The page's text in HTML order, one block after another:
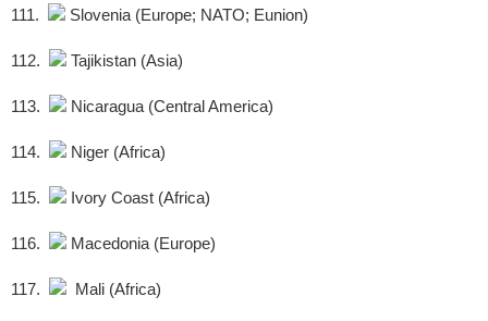
111. Slovenia (Europe; NATO; Eunion)
112. Tajikistan (Asia)
113. Nicaragua (Central America)
114. Niger (Africa)
115. Ivory Coast (Africa)
116. Macedonia (Europe)
117. Mali (Africa)